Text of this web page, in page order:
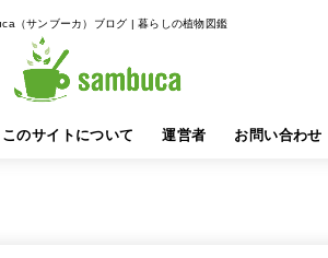
（サンブーカ）ブログ | 暮らしの植物図鑑
このサイトについて 運営者 お問い合わせ